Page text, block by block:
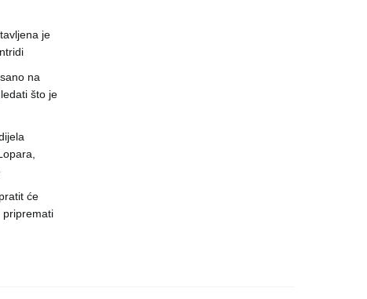
je
na
što je
će
pripremati